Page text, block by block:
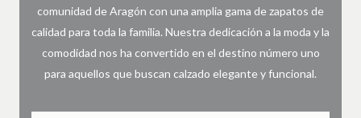
comunidad de Aragón con una amplia gama de zapatos de
calidad para toda la familia. Nuestra dedicación a la moda y la
comodidad nos ha convertido en el destino número uno
para aquellos que buscan calzado elegante y funcional.